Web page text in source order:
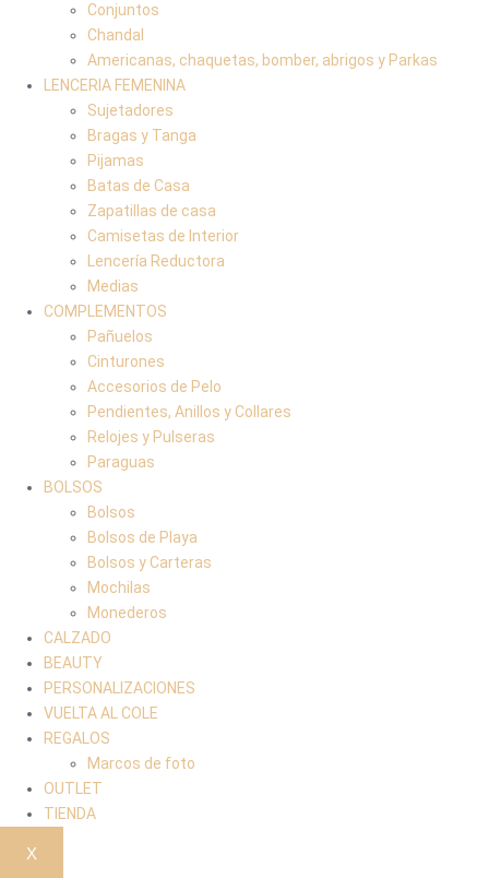
Conjuntos
Chandal
Americanas, chaquetas, bomber, abrigos y Parkas
LENCERIA FEMENINA
Sujetadores
Bragas y Tanga
Pijamas
Batas de Casa
Zapatillas de casa
Camisetas de Interior
Lencería Reductora
Medias
COMPLEMENTOS
Pañuelos
Cinturones
Accesorios de Pelo
Pendientes, Anillos y Collares
Relojes y Pulseras
Paraguas
BOLSOS
Bolsos
Bolsos de Playa
Bolsos y Carteras
Mochilas
Monederos
CALZADO
BEAUTY
PERSONALIZACIONES
VUELTA AL COLE
REGALOS
Marcos de foto
OUTLET
TIENDA
X